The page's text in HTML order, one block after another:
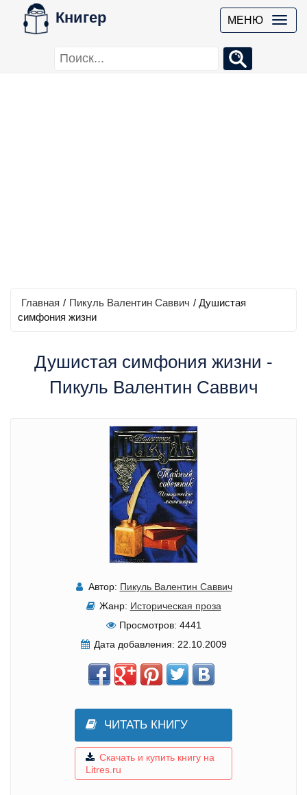
Книгер МЕНЮ
Главная / Пикуль Валентин Саввич / Душистая
симфония жизни
Душистая симфония жизни -
Пикуль Валентин Саввич
Автор: Пикуль Валентин Саввич
Жанр: Историческая проза
Просмотров: 4441
Дата добавления: 22.10.2009
ЧИТАТЬ КНИГУ
Скачать и купить книгу на
Litres.ru